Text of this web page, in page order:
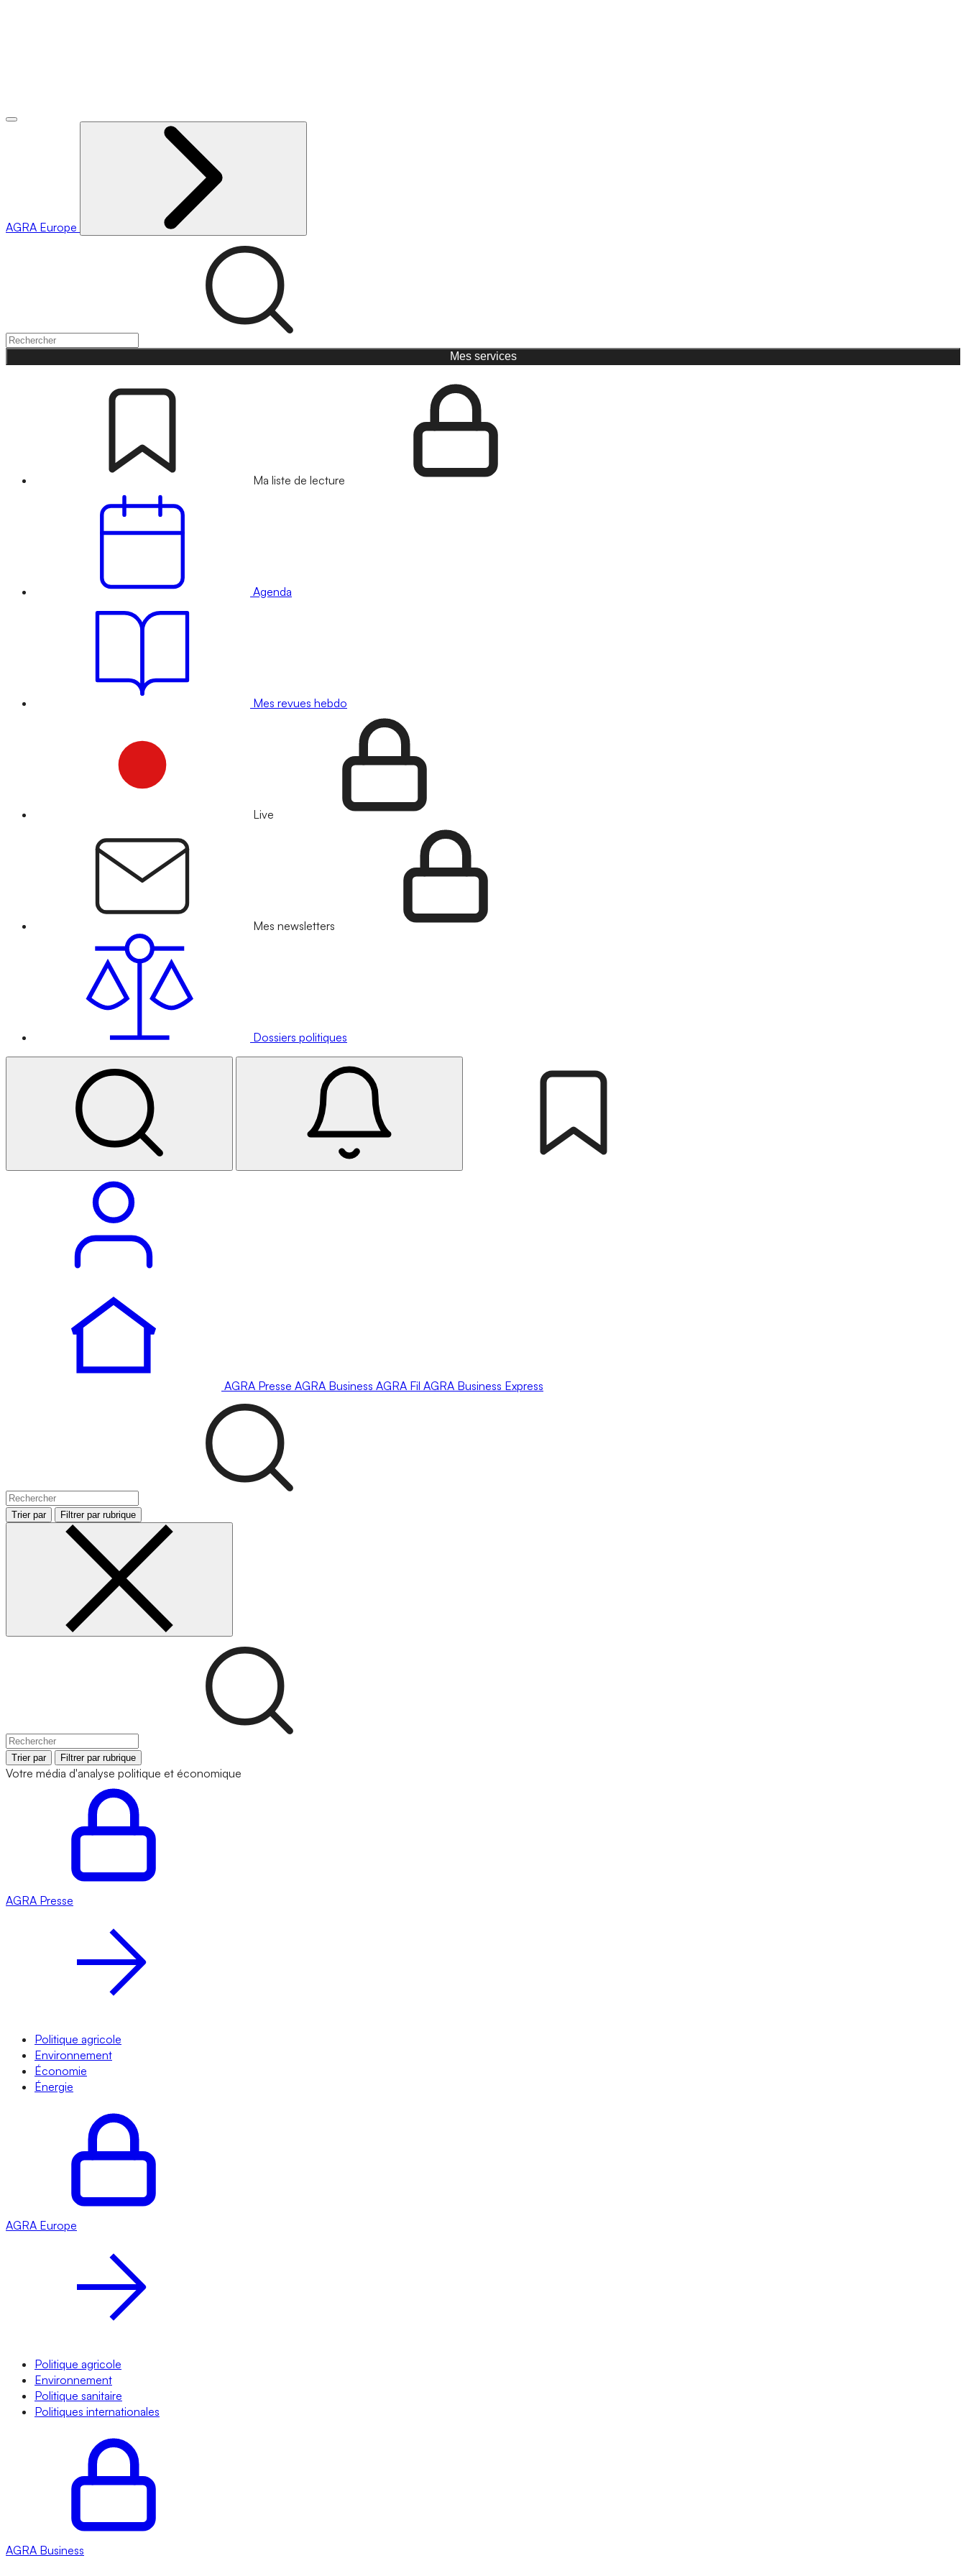
AGRA Europe
Mes services
Ma liste de lecture
Agenda
Mes revues hebdo
Live
Mes newsletters
Dossiers politiques
AGRA Presse AGRA Business AGRA Fil AGRA Business Express
Trier par Filtrer par rubrique
Trier par Filtrer par rubrique
Votre média d'analyse politique et économique
AGRA Presse
Politique agricole
Environnement
Économie
Énergie
AGRA Europe
Politique agricole
Environnement
Politique sanitaire
Politiques internationales
AGRA Business